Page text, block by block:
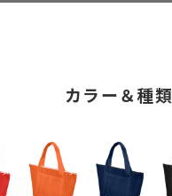
カラー＆種類